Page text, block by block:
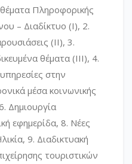
θέματα Πληροφορικής
– Διαδίκτυο (Ι), 2.
(ΙΙ), 3.
θέματα (ΙΙΙ), 4.
στην
μέσα κοινωνικής
Δημιουργία
εφημερίδα, 8. Νέες
9. Διαδικτυακή
τουριστικών